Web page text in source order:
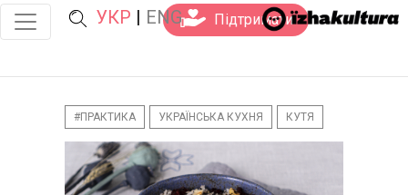
УКР | ENG Підтримати
#ПРАКТИКА УКРАЇНСЬКА КУХНЯ КУТЯ